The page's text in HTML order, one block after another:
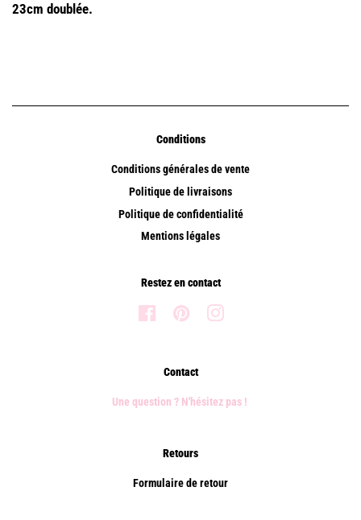
23cm doublée.
Conditions
Conditions générales de vente
Politique de livraisons
Politique de confidentialité
Mentions légales
Restez en contact
Facebook Pinterest
Contact
Une question ? N'hésitez pas !
Retours
Formulaire de retour